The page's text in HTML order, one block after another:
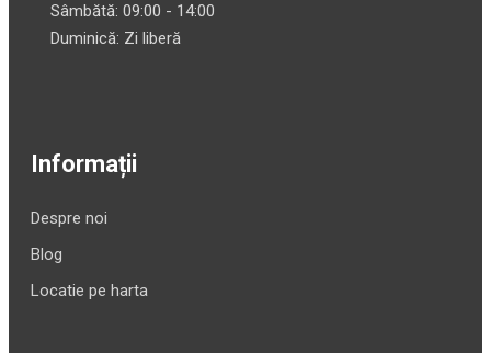
Sâmbătă: 09:00 - 14:00
Duminică: Zi liberă
Informații
Despre noi
Blog
Locatie pe harta